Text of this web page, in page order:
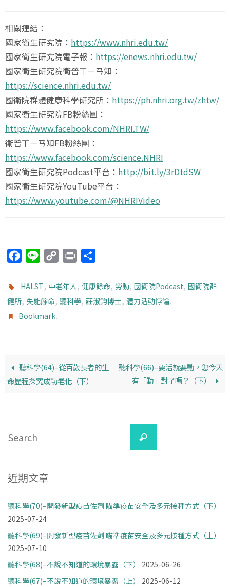
相關連結：
國家衛生研究院： https://www.nhri.edu.tw/
國家衛生研究院電子報： https://enews.nhri.edu.tw/
國家衛生研究院衛普ㄒㄧㄢ知：
https://science.nhri.edu.tw/
國衛院群體健康科學研究所： https://ph.nhri.org.tw/zhtw/
國家衛生研究院FB粉絲團：
https://www.facebook.com/NHRI.TW/
衛普ㄒㄧㄢ知FB粉絲團：
https://www.facebook.com/science.NHRI
國家衛生研究院Podcast平台： http://bit.ly/3rDtdSW
國家衛生研究院YouTube平台：
https://www.youtube.com/@NHRIVideo
c
b
n
e
p
y
n
HALST, 中老年人,健康餘命,勞動,國衛院Podcast,國衛院群
健所, 失能餘命, 聽科學, 莊淑鈞博士, 體力活動悖論.
Bookmark.
聽科學(64)–從百歲長者的生
命歷程探究成功老化（下）
聽科學(66)–要活就要動，您今天
有「動」對了嗎？（下）
Search
近期文章
聽科學(70)–開發新型疫苗佐劑 瞄準疫苗安全及多元接種方式（下）
2025-07-24
聽科學(69)–開發新型疫苗佐劑 瞄準疫苗安全及多元接種方式（上）
2025-07-10
聽科學(68)–不說不知道的環境暴露（下）
2025-06-26
聽科學(67)–不說不知道的環境暴露（上）
2025-06-12